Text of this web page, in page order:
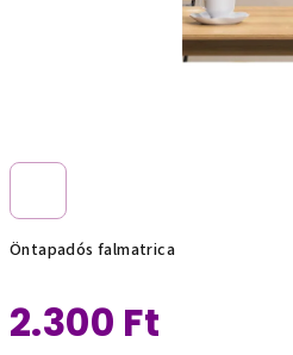
Öntapadós falmatrica
2.300 Ft